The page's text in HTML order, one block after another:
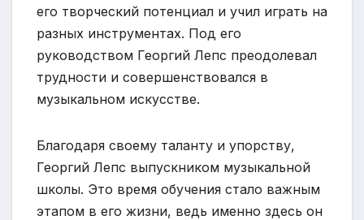
его творческий потенциал и учил играть на
разных инструментах. Под его
руководством Георгий Лепс преодолевал
трудности и совершенствовался в
музыкальном искусстве.
Благодаря своему таланту и упорству,
Георгий Лепс выпускником музыкальной
школы. Это время обучения стало важным
этапом в его жизни, ведь именно здесь он